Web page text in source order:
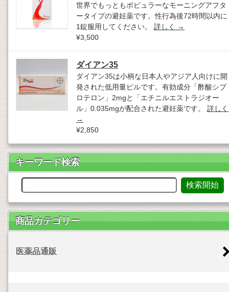
世界でもっともポピュラーなモーニングアフタ
ータイプの避妊薬です。性行為後72時間以内に
1錠服用してください。 詳しく
→
¥3,500
ダイアン35
ダイアン35は小柄な日本人やアジア人向けに開
発された低用量ピルです。有効成分「酢酸シプ
ロテロン」2mgと「エチニルエストラジオー
ル」0.035mgが配合された避妊薬です。 詳しく
→
¥2,850
キーワード検索
商品カテゴリー
医薬品通販